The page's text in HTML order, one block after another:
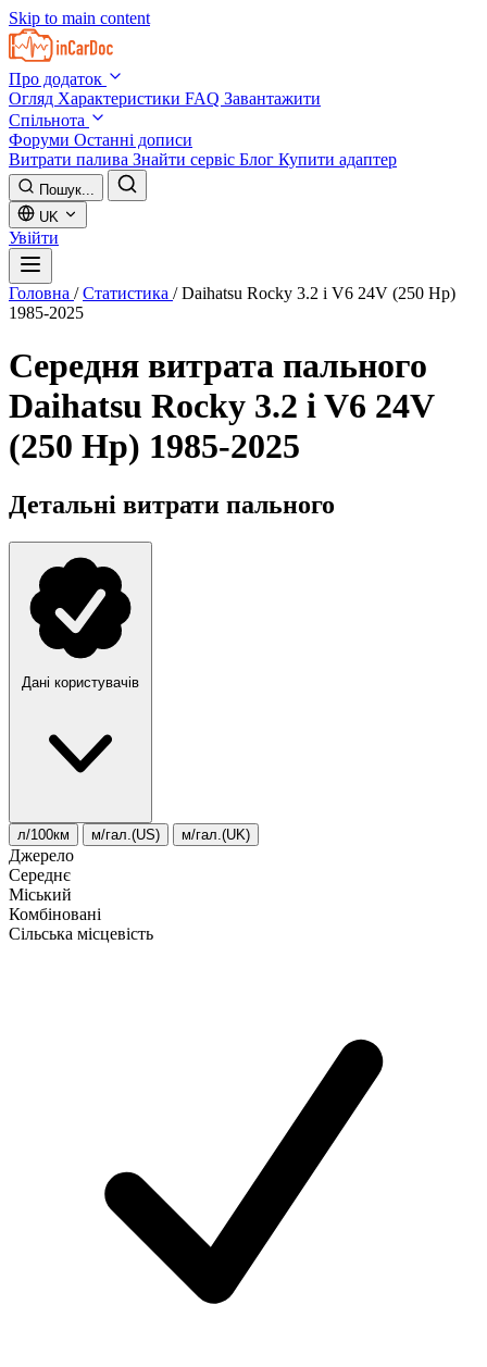
Skip to main content
Про додаток
Огляд Характеристики FAQ Завантажити
Спільнота
Форуми Останні дописи
Витрати палива Знайти сервіс Блог Купити адаптер
Пошук...
UK
Увійти
Головна / Статистика / Daihatsu Rocky 3.2 i V6 24V (250 Hp)
1985-2025
Середня витрата пального
Daihatsu Rocky 3.2 i V6 24V
(250 Hp) 1985-2025
Детальні витрати пального
Дані користувачів
л/100км м/гал.(US) м/гал.(UK)
Джерело
Середнє
Міський
Комбіновані
Сільська місцевість